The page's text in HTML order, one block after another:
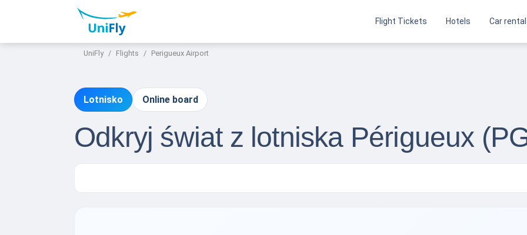
Flight Tickets Hotels Car rental
UniFly Flights Perigueux Airport
Lotnisko Online board
Odkryj świat z lotniska Périgueux